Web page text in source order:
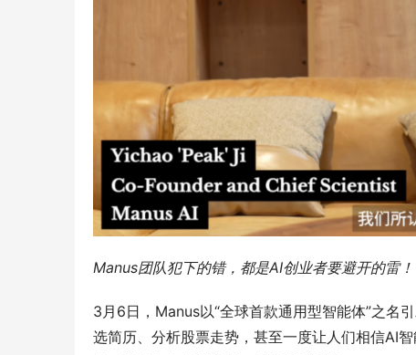
Manus团队犯下的错，都是AI创业者要避开的雷！
3月6日，Manus以“全球首款通用型智能体”之名
选简历、分析股票走势，甚至一度让人们相信AI